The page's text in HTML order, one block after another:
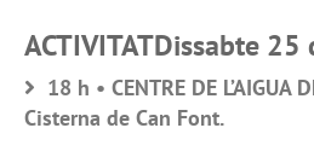
ACTIVITATDissabte 25
18 h • CENTRE DE L’AIGUA
Cisterna de Can Font.